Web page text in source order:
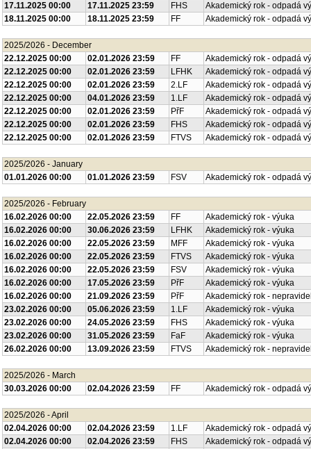
17.11.2025 00:00
17.11.2025 23:59 FHS
Akademický rok - odpadá
18.11.2025 00:00
18.11.2025 23:59 FF Akademický rok - odpadá
2025/2026 - December
22.12.2025 00:00
02.01.2026 23:59 FF
Akademický rok - odpadá
22.12.2025 00:00
02.01.2026 23:59 LFHK
Akademický rok - odpadá
22.12.2025 00:00
02.01.2026 23:59 2.LF
Akademický rok - odpadá
22.12.2025 00:00
04.01.2026 23:59 1.LF
Akademický rok - odpadá
22.12.2025 00:00
02.01.2026 23:59 PřF
Akademický rok - odpadá
22.12.2025 00:00
02.01.2026 23:59 FHS
Akademický rok - odpadá
22.12.2025 00:00
02.01.2026 23:59 FTVS Akademický rok - odpadá
2025/2026 - January
01.01.2026 00:00
01.01.2026 23:59 FSV Akademický rok - odpadá
2025/2026 - February
16.02.2026 00:00
22.05.2026 23:59 FF
Akademický rok - výuka
16.02.2026 00:00
30.06.2026 23:59 LFHK
Akademický rok - výuka
16.02.2026 00:00
22.05.2026 23:59 MFF
Akademický rok - výuka
16.02.2026 00:00
22.05.2026 23:59 FTVS
Akademický rok - výuka
16.02.2026 00:00
22.05.2026 23:59 FSV
Akademický rok - výuka
16.02.2026 00:00
17.05.2026 23:59 PřF
Akademický rok - výuka
16.02.2026 00:00
21.09.2026 23:59 PřF
Akademický rok -
23.02.2026 00:00
05.06.2026 23:59 1.LF
Akademický rok - výuka
23.02.2026 00:00
24.05.2026 23:59 FHS
Akademický rok - výuka
23.02.2026 00:00
31.05.2026 23:59 FaF
Akademický rok - výuka
26.02.2026 00:00
13.09.2026 23:59 FTVS Akademický rok -
2025/2026 - March
30.03.2026 00:00
02.04.2026 23:59 FF Akademický rok - odpadá
2025/2026 - April
02.04.2026 00:00
02.04.2026 23:59 1.LF
Akademický rok - odpadá
02.04.2026 00:00
02.04.2026 23:59 FHS
Akademický rok - odpadá